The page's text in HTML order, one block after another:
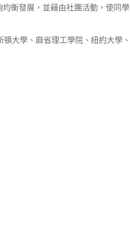
衡發展，並藉由社團活動，使同學
大學、麻省理工學院、紐約大學、